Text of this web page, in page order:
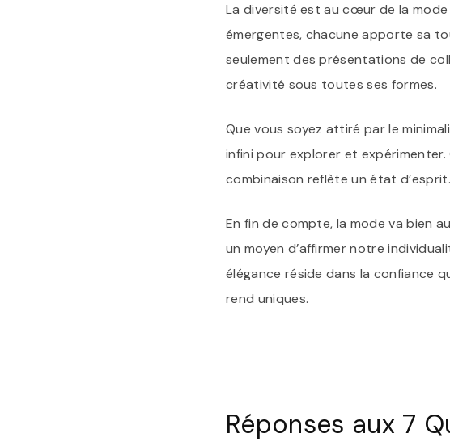
La diversité est au cœur de la
émergentes, chacune apporte sa
seulement des présentations de
créativité sous toutes ses formes.
Que vous soyez attiré par le
infini pour explorer et
combinaison reflète un état d’esprit.
En fin de compte, la mode va bien
un moyen d’affirmer notre
élégance réside dans la confiance
rend uniques.
Réponses aux 7